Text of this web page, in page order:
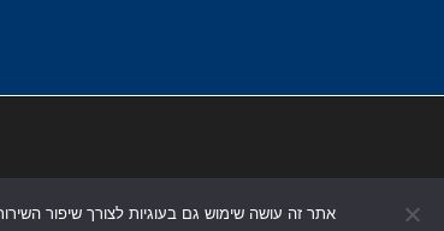
אתר זה עושה שימוש גם בעוגיות לצורך שיפור